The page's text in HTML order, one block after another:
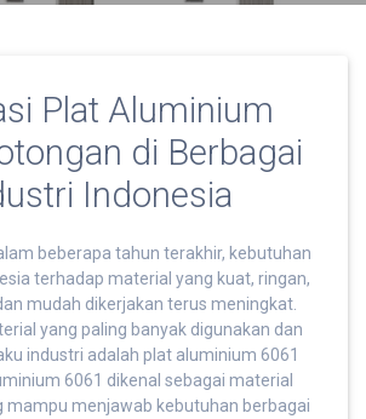
Plat Aluminium
di Berbagai
Indonesia
beberapa tahun terakhir, kebutuhan
terhadap material yang kuat, ringan,
mudah dikerjakan terus meningkat.
yang paling banyak digunakan dan
industri adalah plat aluminium 6061
6061 dikenal sebagai material
mampu menjawab kebutuhan berbagai